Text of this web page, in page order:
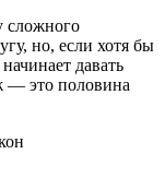
сложного
но, если хотя бы
давать
— это половина